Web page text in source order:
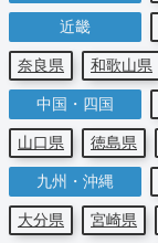
近畿
奈良県
和歌山県
中国・四国
山口県
徳島県
九州・沖縄
大分県
宮崎県